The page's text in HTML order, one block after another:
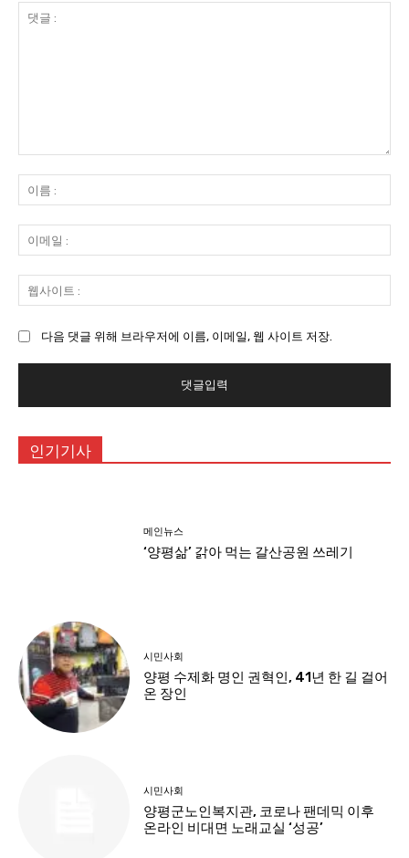
:
름
:
메
일
사
:
다음 댓글 위해 브라우저에 이름, 이메일, 웹 사이트 저장.
인기기사
메인뉴스
‘양평삶’ 갉아 먹는 갈산공원 쓰레기
시민사회
양평 수제화 명인 권혁인, 41년 한 길 걸어
온 장인
시민사회
양평군노인복지관, 코로나 팬데믹 이후
온라인 비대면 노래교실 ‘성공’